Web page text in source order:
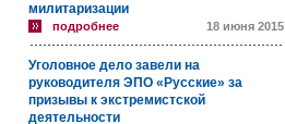
милитаризации
подробнее 18 июня 2015
Уголовное дело завели на
руководителя ЭПО «Русские» за
призывы к экстремистской
деятельности